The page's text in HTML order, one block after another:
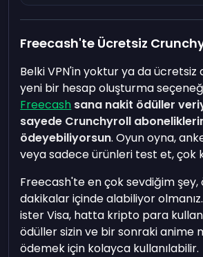
Freecash'te Ücretsiz
Belki VPN'in yoktur ya da ücretsiz
yeni bir hesap oluşturma
Freecash sana nakit ödüller
sayede Crunchyroll
ödeyebiliyorsun. Oyun oyna,
veya sadece ürünleri test et, çok
Freecash'te en çok sevdiğim şey,
dakikalar içinde alabiliyor
ister Visa, hatta kripto para
ödüller sizin ve bir sonraki anime
ödemek için kolayca kullanılabilir.